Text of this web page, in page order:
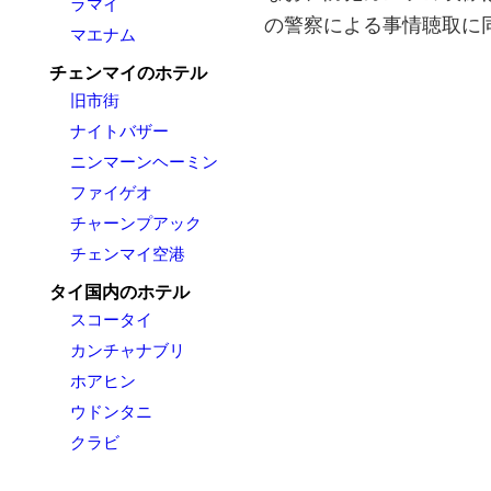
ラマイ
マエナム
チェンマイのホテル
旧市街
ナイトバザー
ニンマーンヘーミン
ファイゲオ
チャーンプアック
チェンマイ空港
タイ国内のホテル
スコータイ
カンチャナブリ
ホアヒン
ウドンタニ
クラビ
の警察による事情聴取に